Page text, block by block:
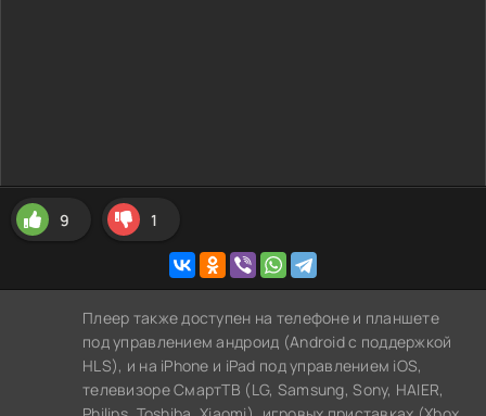
9 1
Плеер также доступен на телефоне и планшете
под управлением андроид (Android с поддержкой
HLS), и на iPhone и iPad под управлением iOS,
телевизоре СмартТВ (LG, Samsung, Sony, HAIER,